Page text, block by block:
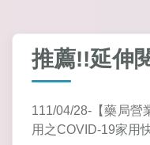
推薦!!延伸
111/04/28-【藥局營
用之COVID-19家用